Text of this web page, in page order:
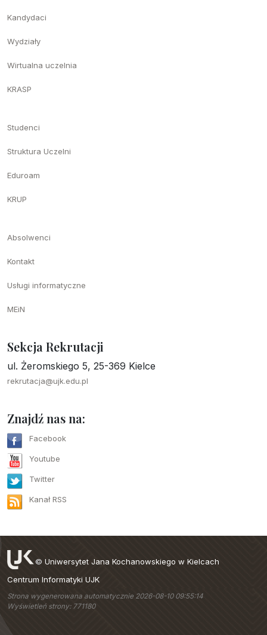
Kandydaci
Wydziały
Wirtualna uczelnia
KRASP
Studenci
Struktura Uczelni
Eduroam
KRUP
Absolwenci
Kontakt
Usługi informatyczne
MEiN
Sekcja Rekrutacji
ul. Żeromskiego 5, 25-369 Kielce
rekrutacja@ujk.edu.pl
Znajdź nas na:
Facebook
Youtube
Twitter
Kanał RSS
© Uniwersytet Jana Kochanowskiego w Kielcach
Centrum Informatyki UJK
Strona wygenerowana automatycznie 2026-08-10 09:55:14
Wyświetleń strony: 771180